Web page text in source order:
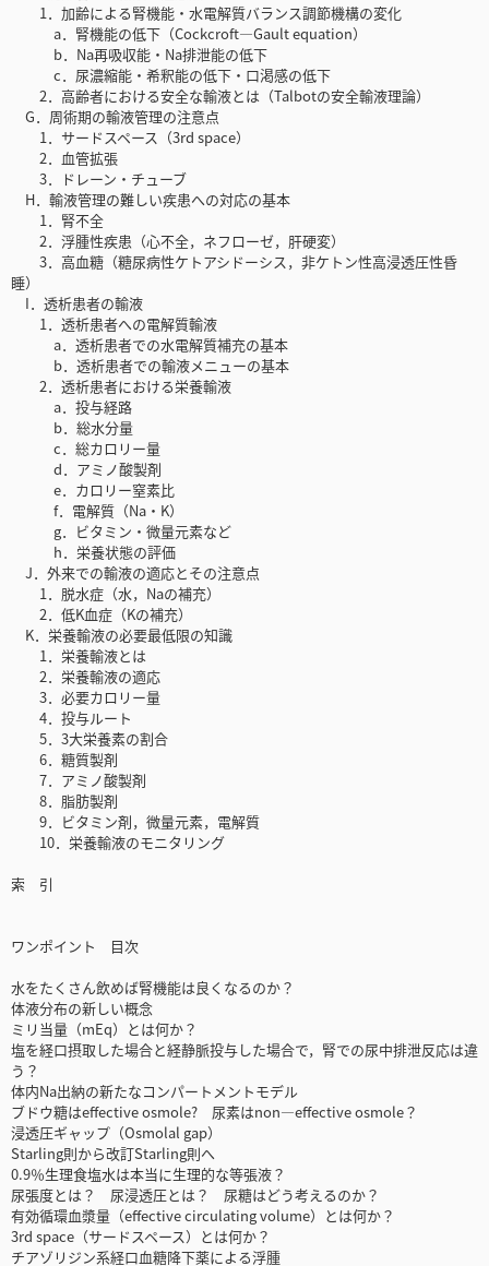
1．加齢による腎機能・水電解質バランス調節機構の変化
a．腎機能の低下（Cockcroft—Gault equation）
b．Na再吸収能・Na排泄能の低下
c．尿濃縮能・希釈能の低下・口渇感の低下
2．高齢者における安全な輸液とは（Talbotの安全輸液理論）
G．周術期の輸液管理の注意点
1．サードスペース（3rd space）
2．血管拡張
3．ドレーン・チューブ
H．輸液管理の難しい疾患への対応の基本
1．腎不全
2．浮腫性疾患（心不全，ネフローゼ，肝硬変）
3．高血糖（糖尿病性ケトアシドーシス，非ケトン性高浸透圧性昏
睡）
I．透析患者の輸液
1．透析患者への電解質輸液
a．透析患者での水電解質補充の基本
b．透析患者での輸液メニューの基本
2．透析患者における栄養輸液
a．投与経路
b．総水分量
c．総カロリー量
d．アミノ酸製剤
e．カロリー窒素比
f．電解質（Na・K）
g．ビタミン・微量元素など
h．栄養状態の評価
J．外来での輸液の適応とその注意点
1．脱水症（水，Naの補充）
2．低K血症（Kの補充）
K．栄養輸液の必要最低限の知識
1．栄養輸液とは
2．栄養輸液の適応
3．必要カロリー量
4．投与ルート
5．3大栄養素の割合
6．糖質製剤
7．アミノ酸製剤
8．脂肪製剤
9．ビタミン剤，微量元素，電解質
10．栄養輸液のモニタリング
索 引
ワンポイント 目次
水をたくさん飲めば腎機能は良くなるのか？
体液分布の新しい概念
ミリ当量（mEq）とは何か？
塩を経口摂取した場合と経静脈投与した場合で，腎での尿中排泄反応は違
う？
体内Na出納の新たなコンパートメントモデル
ブドウ糖はeffective osmole? 尿素はnon—effective osmole？
浸透圧ギャップ（Osmolal gap）
Starling則から改訂Starling則へ
0.9％生理食塩水は本当に生理的な等張液？
尿張度とは？ 尿浸透圧とは？ 尿糖はどう考えるのか？
有効循環血漿量（effective circulating volume）とは何か？
3rd space（サードスペース）とは何か？
チアゾリジン系経口血糖降下薬による浮腫